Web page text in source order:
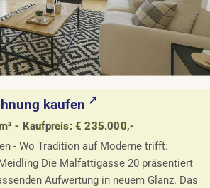
kaufen
- Kaufpreis: € 235.000,-
- Wo Tradition auf Moderne trifft:
Die Malfattigasse 20 präsentiert
Aufwertung in neuem Glanz. Das